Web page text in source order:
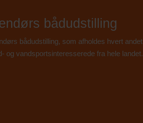
bådudstilling
bådudstilling, som afholdes hvert andet
og vandsportsinteresserede fra hele landet.